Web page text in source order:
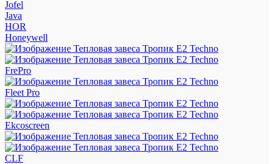
Jofel
Java
HOR
Honeywell
FrePro
Fleet Pro
Ekcoscreen
CLF